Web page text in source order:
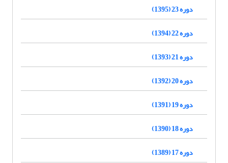
دوره 23 (1395)
دوره 22 (1394)
دوره 21 (1393)
دوره 20 (1392)
دوره 19 (1391)
دوره 18 (1390)
دوره 17 (1389)